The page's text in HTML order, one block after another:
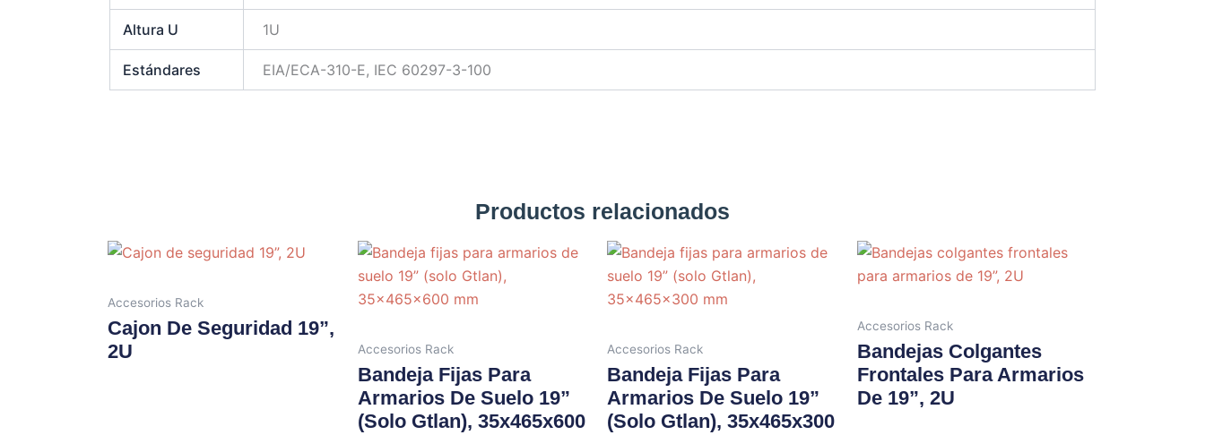
Altura U 1U
Estándares EIA/ECA-310-E, IEC 60297-3-100
Productos relacionados
Accesorios Rack
Cajon De Seguridad 19”,
2U
Accesorios Rack
Bandeja Fijas Para
Armarios De Suelo 19”
(solo Gtlan), 35x465x600
Accesorios Rack
Bandeja Fijas Para
Armarios De Suelo 19”
(solo Gtlan), 35x465x300
Accesorios Rack
Bandejas Colgantes
Frontales Para Armarios
De 19”, 2U